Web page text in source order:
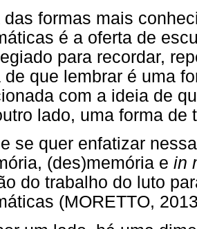
das formas mais
é a oferta de
para recordar,
de que lembrar é uma
com a ideia de
lado, uma forma de
se quer enfatizar
(des)memória e in
do trabalho do luto
(MORETTO,